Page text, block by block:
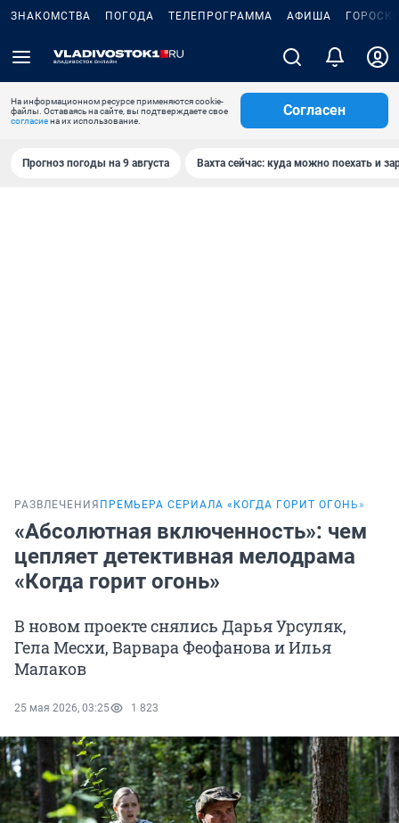
ЗНАКОМСТВА ПОГОДА ТЕЛЕПРОГРАММА АФИША
На информационном ресурсе применяются cookie-
файлы. Оставаясь на сайте, вы подтверждаете свое
согласиена их использование.
Согласен
Прогноз погоды на 9 августа Вахта сейчас: куда можно поехать и
РАЗВЛЕЧЕНИЯ ПРЕМЬЕРА СЕРИАЛА «КОГДА ГОРИТ ОГОНЬ»
«Абсолютная включенность»: чем
цепляет детективная мелодрама
«Когда горит огонь»
В новом проекте снялись Дарья Урсуляк,
Гела Месхи, Варвара Феофанова и Илья
Малаков
25 мая 2026, 03:25 1 823